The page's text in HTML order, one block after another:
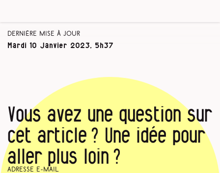
Dernière mise à jour
Mardi 10 Janvier 2023, 5h37
Vous avez une question sur
cet article ? Une idée pour
aller plus loin ?
Adresse e-mail